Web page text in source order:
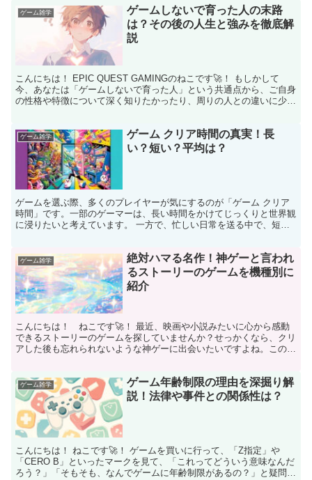
ゲーム雑学
ゲームしないで育った人の末路
は？その後の人生と強みを徹底解
説
こんにちは！ EPIC QUEST GAMINGのねこです🚀！ もしかして
今、あなたは「ゲームしないで育った人」という共通点から、ご自身
の性格や特徴について深く知りたかったり、周りの人との違いに少し
ゲーム雑学
ゲーム クリア時間の真実！長
い？短い？平均は？
ゲームを選ぶ際、多くのプレイヤーが気にするのが「ゲーム クリア
時間」です。一部のゲーマーは、長い時間をかけてじっくりと世界観
に浸りたいと考えています。 一方で、忙しい日常を送る中で、短い
ゲーム雑学
絶対ハマる名作！神ゲーと言われ
るストーリーのゲームを機種別に
紹介
こんにちは！ ねこです🚀！ 最近、映画や小説みたいに心から感動
できるストーリーのゲームを探していませんか？せっかくなら、クリ
アした後も忘れられないような神ゲーに出会いたいですよね。このペ
ゲーム雑学
ゲーム年齢制限の理由を深掘り解
説！法律や事件との関係性は？
こんにちは！ ねこです🚀！ ゲームを買いに行って、「Z指定」や
「CERO B」といったマークを見て、「これってどういう意味なんだ
ろう？」「そもそも、なんでゲームに年齢制限があるの？」と疑問に